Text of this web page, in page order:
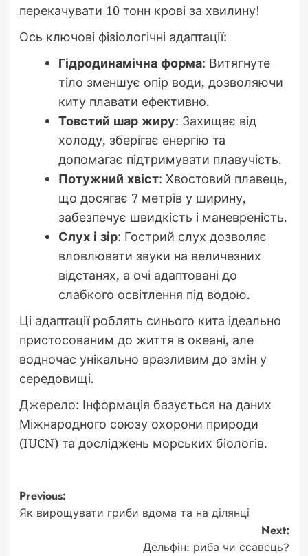
перекачувати 10 тонн крові за хвилину!
Ось ключові фізіологічні адаптації:
Гідродинамічна форма: Витягнуте
тіло зменшує опір води, дозволяючи
киту плавати ефективно.
Товстий шар жиру: Захищає від
холоду, зберігає енергію та
допомагає підтримувати плавучість.
Потужний хвіст: Хвостовий плавець,
що досягає 7 метрів у ширину,
забезпечує швидкість і маневреність.
Слух і зір: Гострий слух дозволяє
вловлювати звуки на величезних
відстанях, а очі адаптовані до
слабкого освітлення під водою.
Ці адаптації роблять синього кита ідеально
пристосованим до життя в океані, але
водночас унікально вразливим до змін у
середовищі.
Джерело: Інформація базується на даних
Міжнародного союзу охорони природи
(IUCN) та досліджень морських біологів.
Post
navigation
Previous:
Як вирощувати гриби вдома та на ділянці
Next:
Дельфін: риба чи ссавець?